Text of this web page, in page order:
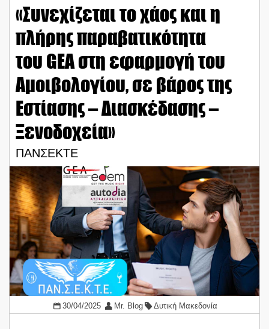
«Συνεχίζεται το χάος και η
πλήρης παραβατικότητα
του GEA στη εφαρμογή του
Αμοιβολογίου, σε βάρος της
Εστίασης – Διασκέδασης –
Ξενοδοχεία»
ΠΑΝΣΕΚΤΕ
30/04/2025 Mr. Blog Δυτική Μακεδονία